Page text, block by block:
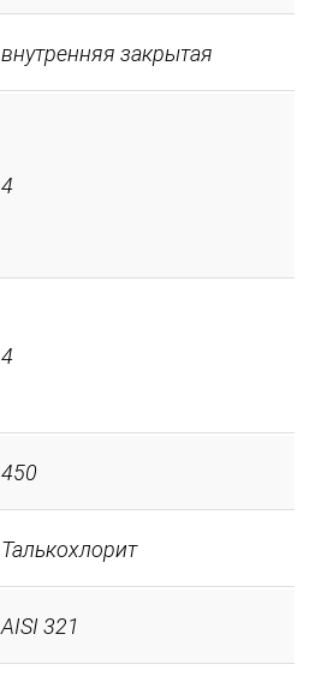
внутренняя закрытая
4
4
450
Талькохлорит
AISI 321